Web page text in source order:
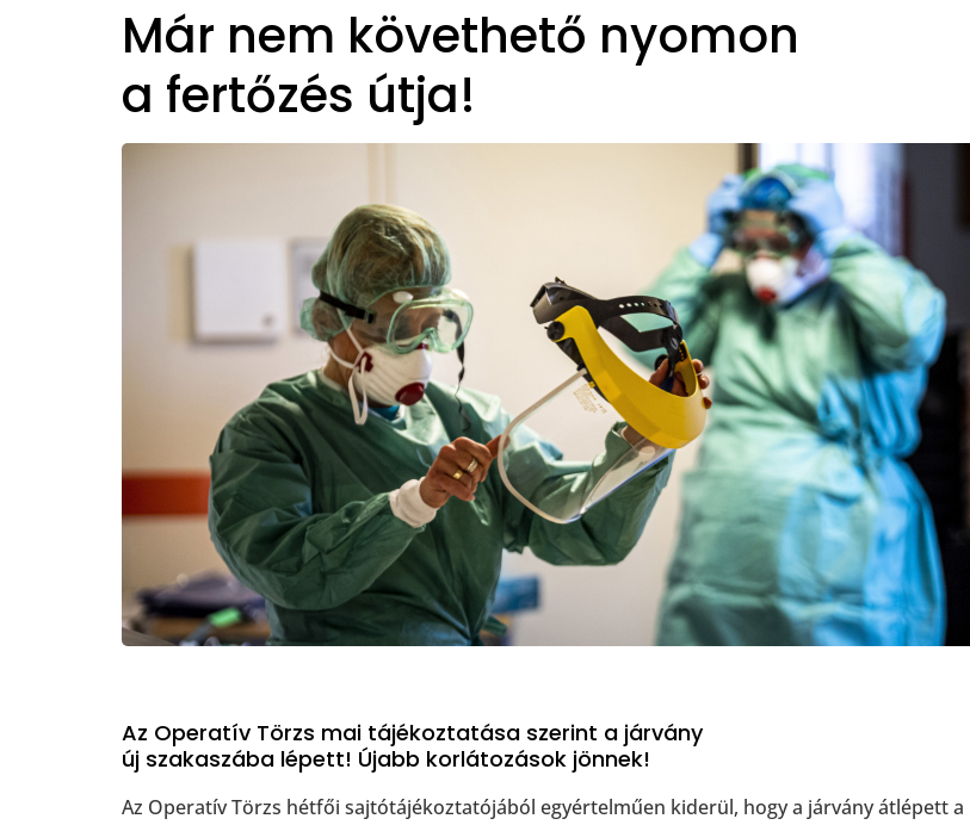
Már nem követhető nyomon
a fertőzés útja!
Az Operatív Törzs mai tájékoztatása szerint a járvány
új szakaszába lépett! Újabb korlátozások jönnek!
Az Operatív Törzs hétfői sajtótájékoztatójából egyértelműen kiderül, hogy a járvány átlépett a